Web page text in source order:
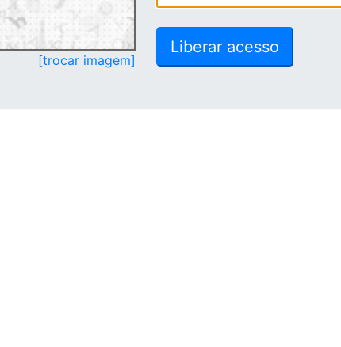
[trocar imagem]